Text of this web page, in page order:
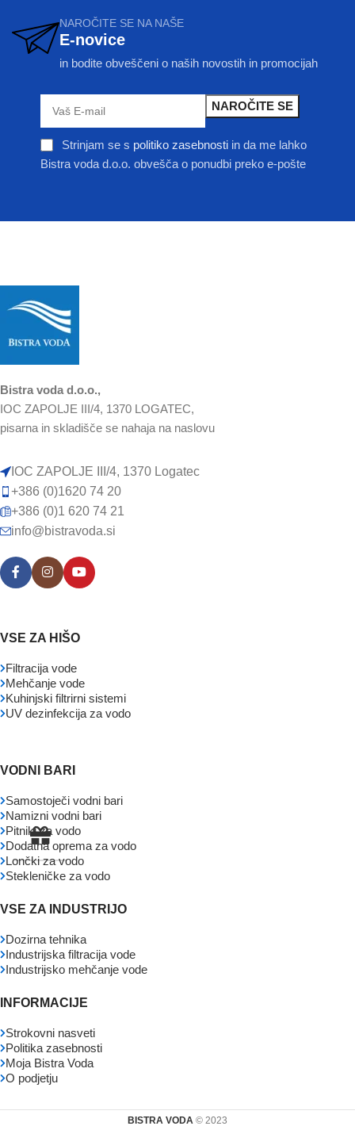
NAROČITE SE NA NAŠE
E-novice
in bodite obveščeni o naših novostih in promocijah
Strinjam se s politiko zasebnostiin da me lahko
Bistra voda d.o.o. obvešča o ponudbi preko e-pošte
Bistra voda d.o.o.,
IOC ZAPOLJE III/4, 1370 LOGATEC,
pisarna in skladišče se nahaja na naslovu
IOC ZAPOLJE III/4, 1370 Logatec
+386 (0)1620 74 20
+386 (0)1 620 74 21
info@bistravoda.si
VSE ZA HIŠO
Filtracija vode
Mehčanje vode
Kuhinjski filtrirni sistemi
UV dezinfekcija za vodo
VODNI BARI
Samostoječi vodni bari
Namizni vodni bari
Pitniki za vodo
Dodatna oprema za vodo
Lončki za vodo
Stekleničke za vodo
VSE ZA INDUSTRIJO
Dozirna tehnika
Industrijska filtracija vode
Industrijsko mehčanje vode
INFORMACIJE
Strokovni nasveti
Politika zasebnosti
Moja Bistra Voda
O podjetju
BISTRA VODA © 2023